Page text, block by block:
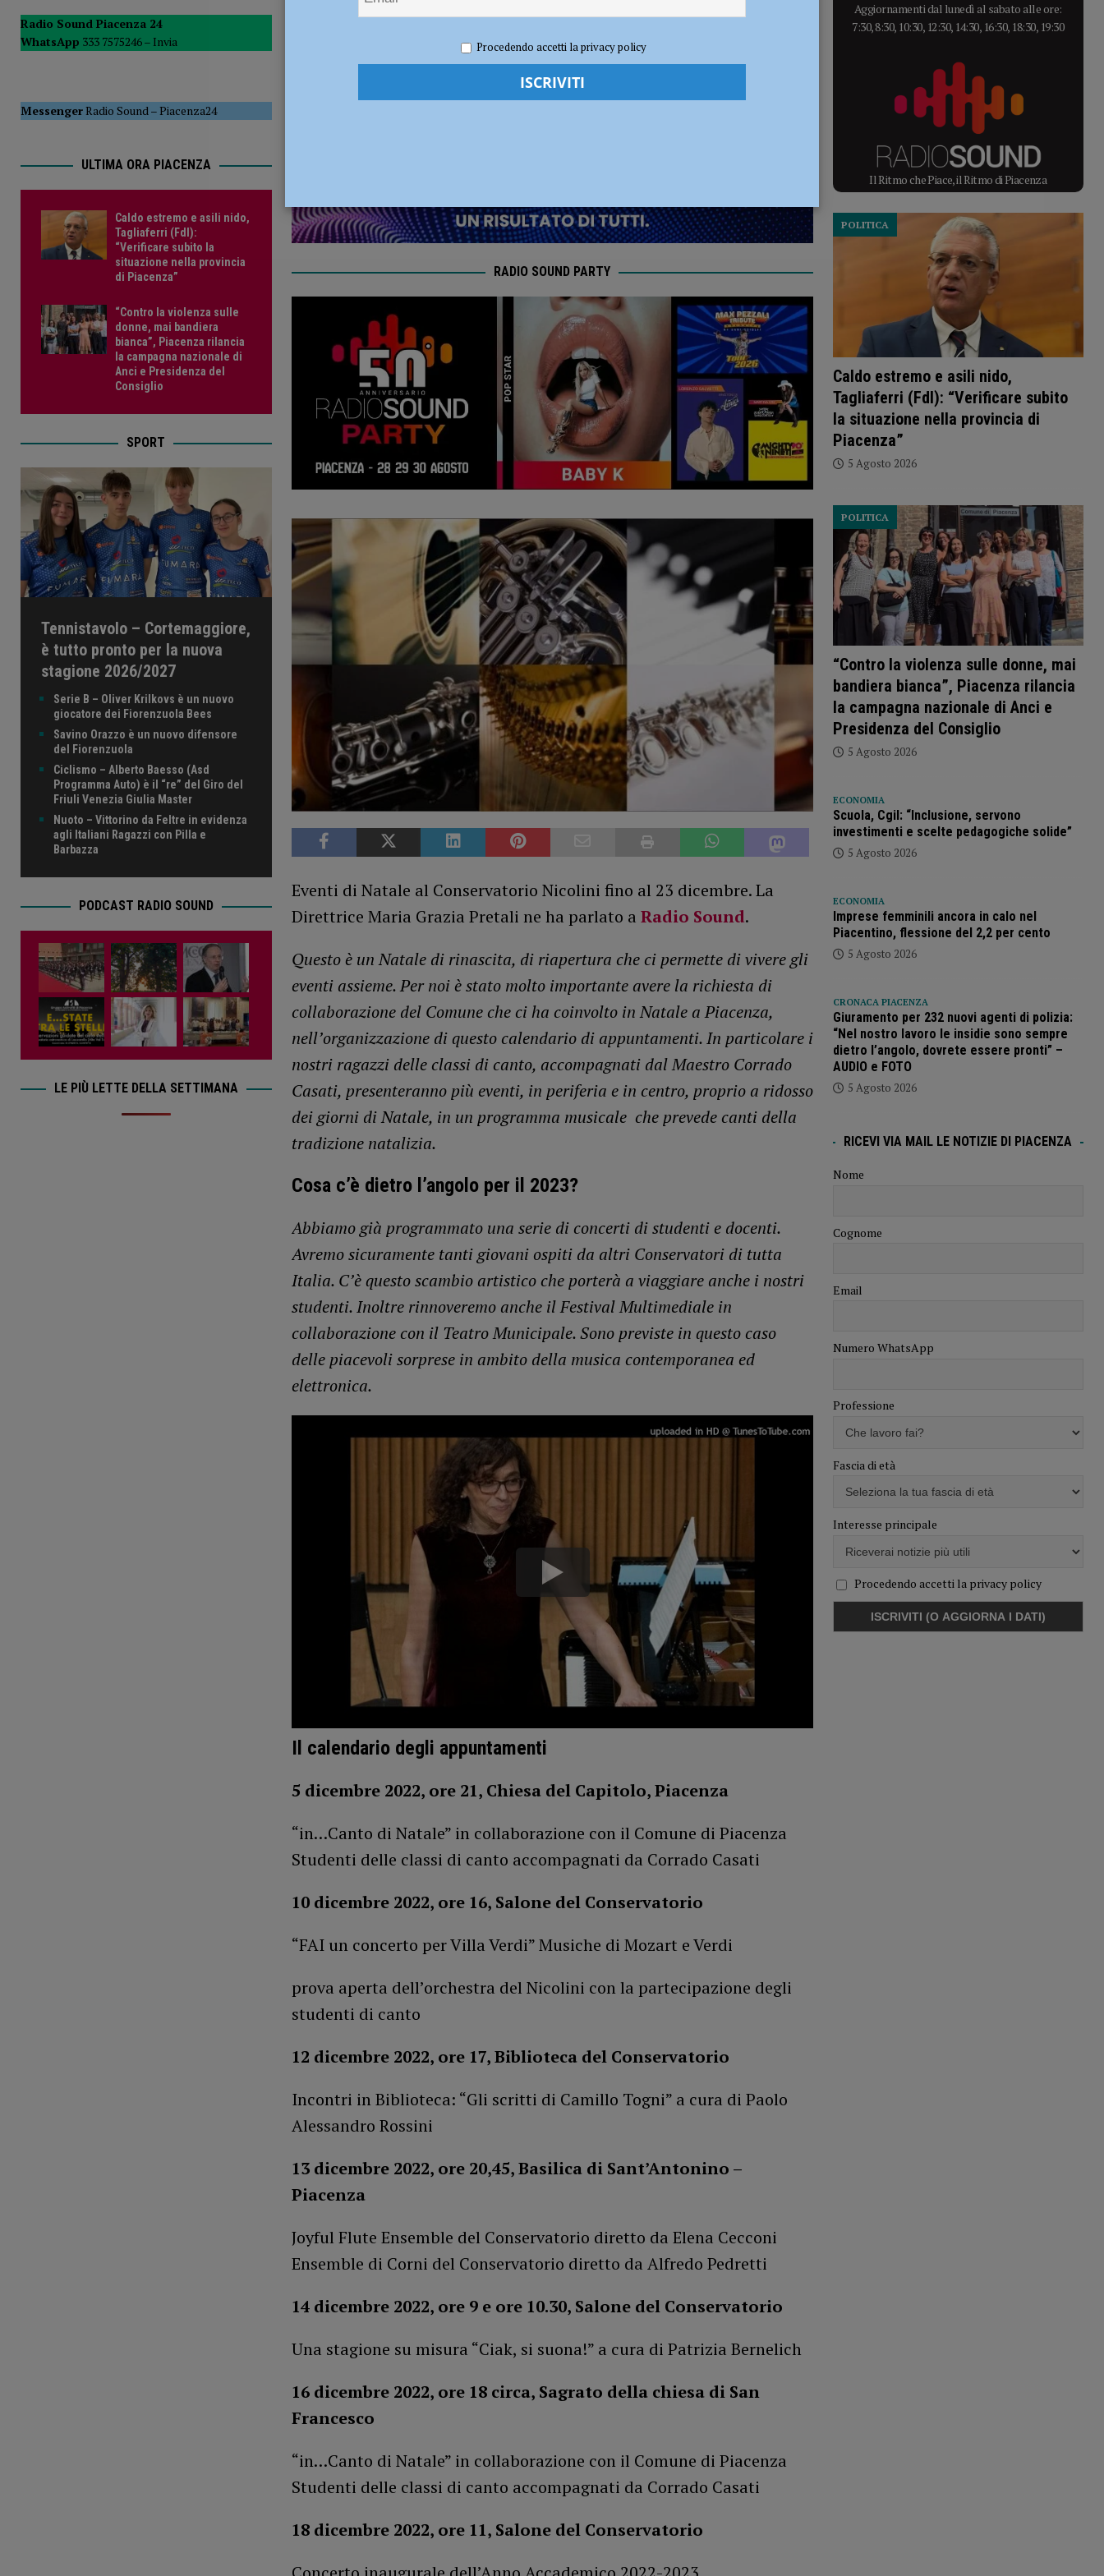
[ 5 Agosto 2026 ] Tennistavolo – Cortemaggiore, è tutto pronto per la nuova stagione 2026/2027 NOTIZIE
Eventi a Piacenza
RADIO SOUND PARTY
Eventi di Natale al Conservatorio Nicolini fino al 23 dicembre. La
Direttrice Maria Grazia Pretali ne ha parlato a Radio Sound.
Questo è un Natale di rinascita, di riapertura che ci permette di vivere gli
eventi assieme. Per noi è stato molto importante avere la richiesta di
collaborazione del Comune che ci ha coinvolto in Natale a Piacenza,
nell’organizzazione di questo calendario di appuntamenti. In particolare i
nostri ragazzi delle classi di canto, accompagnati dal Maestro Corrado
Casati, presenteranno più eventi, in periferia e in centro, proprio a ridosso
dei giorni di Natale, in un programma musicale che prevede canti della
tradizione natalizia.
Cosa c’è dietro l’angolo per il 2023?
Abbiamo già programmato una serie di concerti di studenti e docenti.
Avremo sicuramente tanti giovani ospiti da altri Conservatori di tutta
Italia. C’è questo scambio artistico che porterà a viaggiare anche i nostri
studenti. Inoltre rinnoveremo anche il Festival Multimediale in
collaborazione con il Teatro Municipale. Sono previste in questo caso
delle piacevoli sorprese in ambito della musica contemporanea ed
elettronica.
Il calendario degli appuntamenti
5 dicembre 2022, ore 21, Chiesa del Capitolo, Piacenza
“in…Canto di Natale” in collaborazione con il Comune di Piacenza
Studenti delle classi di canto accompagnati da Corrado Casati
10 dicembre 2022, ore 16, Salone del Conservatorio
“FAI un concerto per Villa Verdi” Musiche di Mozart e Verdi
prova aperta dell’orchestra del Nicolini con la partecipazione degli
studenti di canto
12 dicembre 2022, ore 17, Biblioteca del Conservatorio
Incontri in Biblioteca: “Gli scritti di Camillo Togni” a cura di Paolo
Alessandro Rossini
13 dicembre 2022, ore 20,45, Basilica di Sant’Antonino –
Piacenza
Joyful Flute Ensemble del Conservatorio diretto da Elena Cecconi
Ensemble di Corni del Conservatorio diretto da Alfredo Pedretti
14 dicembre 2022, ore 9 e ore 10.30, Salone del Conservatorio
Una stagione su misura “Ciak, si suona!” a cura di Patrizia Bernelich
16 dicembre 2022, ore 18 circa, Sagrato della chiesa di San
Francesco
“in…Canto di Natale” in collaborazione con il Comune di Piacenza
Studenti delle classi di canto accompagnati da Corrado Casati
18 dicembre 2022, ore 11, Salone del Conservatorio
Radio Sound Piacenza 24
WhatsApp 333 7575246 – Invia
MessengerRadio Sound–Piacenza24
ULTIMA ORA PIACENZA
Caldo estremo e asili nido,
Tagliaferri (FdI):
“Verificare subito la
situazione nella provincia
di Piacenza”
“Contro la violenza sulle
donne, mai bandiera
bianca”, Piacenza rilancia
la campagna nazionale di
Anci e Presidenza del
Consiglio
SPORT
Tennistavolo – Cortemaggiore,
è tutto pronto per la nuova
stagione 2026/2027
Serie B – Oliver Krilkovs è un nuovo
giocatore dei Fiorenzuola Bees
Savino Orazzo è un nuovo difensore
del Fiorenzuola
Ciclismo – Alberto Baesso (Asd
Programma Auto) è il “re” del Giro del
Friuli Venezia Giulia Master
Nuoto – Vittorino da Feltre in evidenza
agli Italiani Ragazzi con Pilla e
Barbazza
PODCAST RADIO SOUND
LE PIÙ LETTE DELLA SETTIMANA
Aggiornamenti dal lunedì al sabato alle ore:
7:30, 8:30, 10:30, 12:30, 14:30, 16:30, 18:30, 19:30
Il Ritmo che Piace, il Ritmo di Piacenza
Caldo estremo e asili nido,
Tagliaferri (FdI): “Verificare subito
la situazione nella provincia di
Piacenza”
POLITICA
5 Agosto 2026
“Contro la violenza sulle donne, mai
bandiera bianca”, Piacenza rilancia
la campagna nazionale di Anci e
Presidenza del Consiglio
POLITICA
5 Agosto 2026
ECONOMIA
Scuola, Cgil: “Inclusione, servono
investimenti e scelte pedagogiche solide”
5 Agosto 2026
ECONOMIA
Imprese femminili ancora in calo nel
Piacentino, flessione del 2,2 per cento
5 Agosto 2026
CRONACA PIACENZA
Giuramento per 232 nuovi agenti di polizia:
“Nel nostro lavoro le insidie sono sempre
dietro l’angolo, dovrete essere pronti” –
AUDIO e FOTO
5 Agosto 2026
RICEVI VIA MAIL LE NOTIZIE DI PIACENZA
Nome
Cognome
Email
Numero WhatsApp
Professione
Fascia di età
Interesse principale
Procedendo accetti la privacy policy
Procedendo accetti la privacy policy